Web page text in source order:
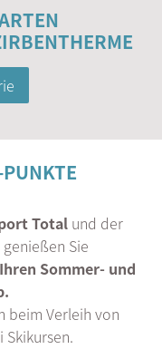
Totalund der
genießen Sie
Sommer- und
beim Verleih von
Skikursen.